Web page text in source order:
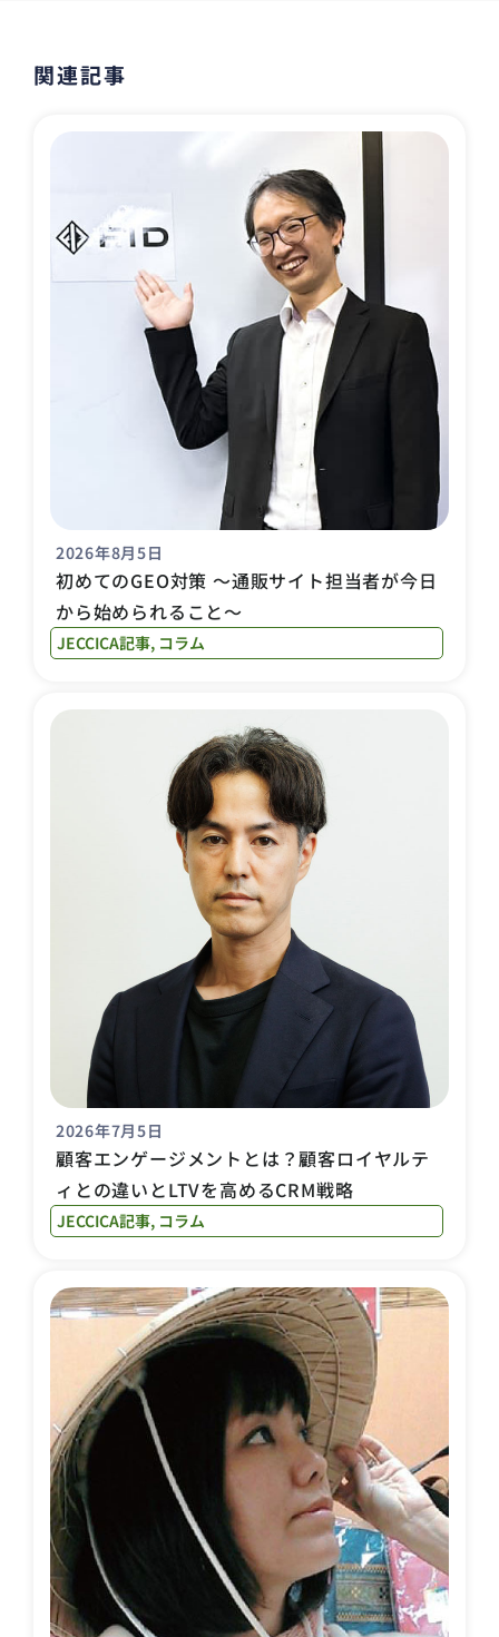
関連記事
2026年8月5日
初めてのGEO対策 〜通販サイト担当者が今日
から始められること〜
JECCICA記事, コラム
2026年7月5日
顧客エンゲージメントとは？顧客ロイヤルテ
ィとの違いとLTVを高めるCRM戦略
JECCICA記事, コラム